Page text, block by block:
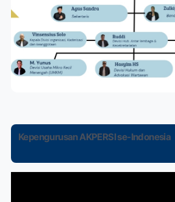
Kepengurusan AKPERSI se-Indonesia